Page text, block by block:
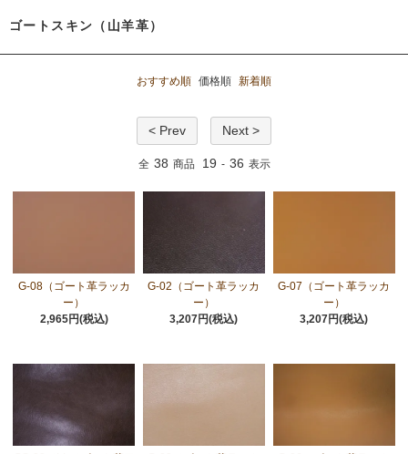
ゴートスキン（山羊革）
おすすめ順 価格順 新着順
< Prev Next >
全 38 商品 19 - 36 表示
G-08（ゴート革ラッカ
ー）
2,965円(税込)
G-02（ゴート革ラッカ
ー）
3,207円(税込)
G-07（ゴート革ラッカ
ー）
3,207円(税込)